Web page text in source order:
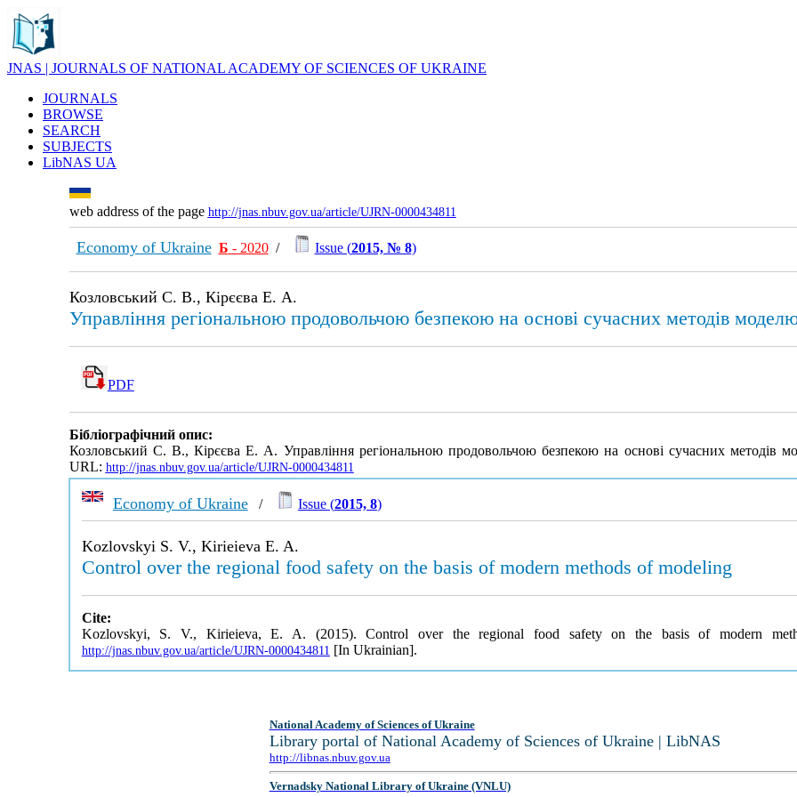
JNAS | JOURNALS OF NATIONAL ACADEMY OF SCIENCES OF UKRAINE
JOURNALS
BROWSE
SEARCH
SUBJECTS
LibNAS UA
web address of the page http://jnas.nbuv.gov.ua/article/UJRN-0000434811
Economy of Ukraine Б - 2020/ Issue (2015, № 8)
Козловський С. В., Кірєєва Е. А.
Управління регіональною продовольчою безпекою на основі сучасних методів
PDF
Бібліографічний опис:
Козловський С. В., Кірєєва Е. А. Управління регіональною продовольчою безпекою на основі сучасних методів
URL: http://jnas.nbuv.gov.ua/article/UJRN-0000434811
Economy of Ukraine/ Issue (2015, 8)
Kozlovskyi S. V., Kirieieva E. A.
Control over the regional food safety on the basis of modern methods of modeling
Cite:
Kozlovskyi, S. V., Kirieieva, E. A. (2015). Control over the regional food safety on the basis of modern
http://jnas.nbuv.gov.ua/article/UJRN-0000434811 [In Ukrainian].
National Academy of Sciences of Ukraine
Library portal of National Academy of Sciences of Ukraine | LibNAS
http://libnas.nbuv.gov.ua
Vernadsky National Library of Ukraine (VNLU)